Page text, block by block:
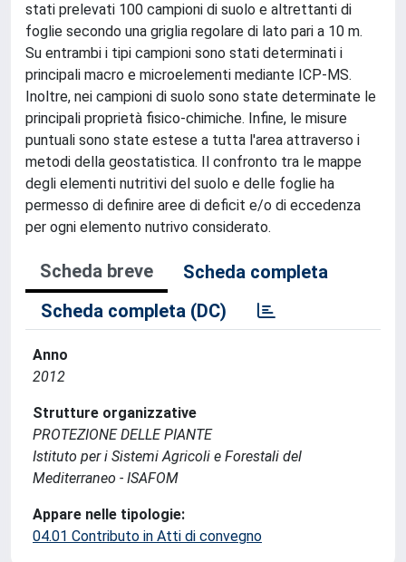
stati prelevati 100 campioni di suolo e altrettanti di
foglie secondo una griglia regolare di lato pari a 10 m.
Su entrambi i tipi campioni sono stati determinati i
principali macro e microelementi mediante ICP-MS.
Inoltre, nei campioni di suolo sono state determinate le
principali proprietà fisico-chimiche. Infine, le misure
puntuali sono state estese a tutta l'area attraverso i
metodi della geostatistica. Il confronto tra le mappe
degli elementi nutritivi del suolo e delle foglie ha
permesso di definire aree di deficit e/o di eccedenza
per ogni elemento nutrivo considerato.
Scheda breve
Scheda completa
Scheda completa (DC)
Anno
2012
Strutture organizzative
PROTEZIONE DELLE PIANTE
Istituto per i Sistemi Agricoli e Forestali del
Mediterraneo - ISAFOM
Appare nelle tipologie:
04.01 Contributo in Atti di convegno